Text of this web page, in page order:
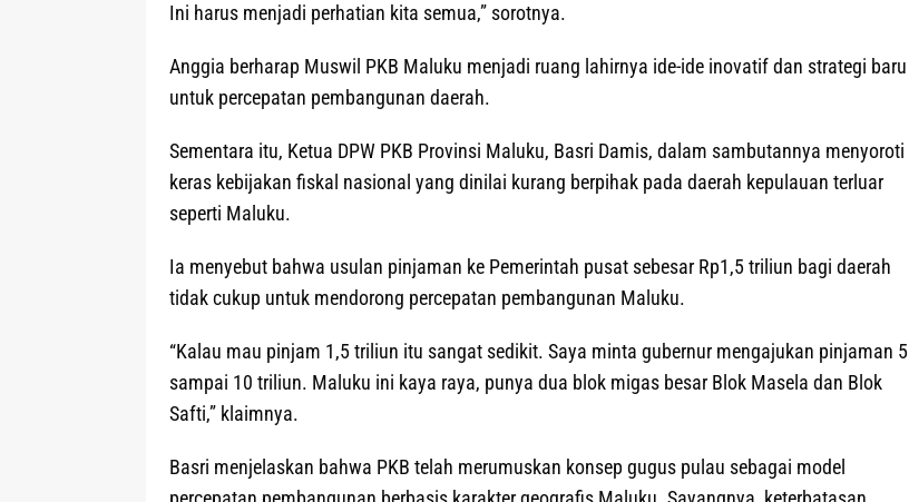
Ini harus menjadi perhatian kita semua,” sorotnya.
Anggia berharap Muswil PKB Maluku menjadi ruang lahirnya ide-ide inovatif dan strategi baru
untuk percepatan pembangunan daerah.
Sementara itu, Ketua DPW PKB Provinsi Maluku, Basri Damis, dalam sambutannya menyoroti
keras kebijakan fiskal nasional yang dinilai kurang berpihak pada daerah kepulauan terluar
seperti Maluku.
Ia menyebut bahwa usulan pinjaman ke Pemerintah pusat sebesar Rp1,5 triliun bagi daerah
tidak cukup untuk mendorong percepatan pembangunan Maluku.
“Kalau mau pinjam 1,5 triliun itu sangat sedikit. Saya minta gubernur mengajukan pinjaman 5
sampai 10 triliun. Maluku ini kaya raya, punya dua blok migas besar Blok Masela dan Blok
Safti,” klaimnya.
Basri menjelaskan bahwa PKB telah merumuskan konsep gugus pulau sebagai model